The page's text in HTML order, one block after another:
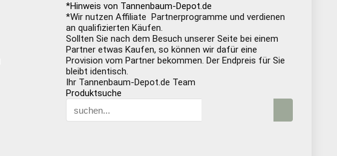
*Hinweis von Tannenbaum-Depot.de
*Wir nutzen Affiliate Partnerprogramme und verdienen
an qualifizierten Käufen.
Sollten Sie nach dem Besuch unserer Seite bei einem
Partner etwas Kaufen, so können wir dafür eine
Provision vom Partner bekommen. Der Endpreis für Sie
bleibt identisch.
Ihr Tannenbaum-Depot.de Team
Produktsuche